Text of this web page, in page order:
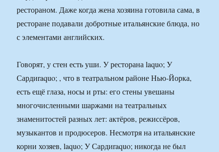
рестораном. Даже когда жена хозяина готовила сама, в
ресторане подавали добротные итальянские блюда, но
с элементами английских.
Говорят, у стен есть уши. У ресторана laquo; У
Сардиraquo; , что в театральном районе Нью-Йорка,
есть ещё глаза, носы и рты: его стены увешаны
многочисленными шаржами на театральных
знаменитостей разных лет: актёров, режиссёров,
музыкантов и продюсеров. Несмотря на итальянские
корни хозяев, laquo; У Сардиraquo; никогда не был